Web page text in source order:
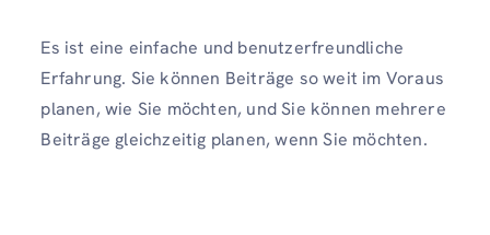
Es ist eine einfache und benutzerfreundliche
Erfahrung. Sie können Beiträge so weit im Voraus
planen, wie Sie möchten, und Sie können mehrere
Beiträge gleichzeitig planen, wenn Sie möchten.